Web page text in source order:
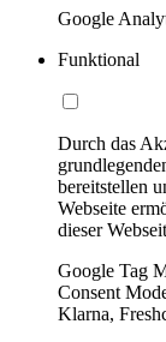
Google
Funktional
Durch das
bereitstellen
Webseite
dieser
Google Tag
Consent
Klarna,